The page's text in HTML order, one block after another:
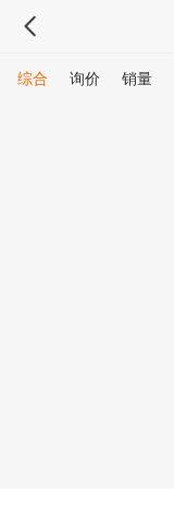
综合 询价 销量